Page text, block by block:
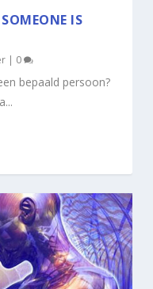
IS
| 0
bepaald persoon?